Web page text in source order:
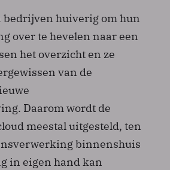
bedrijven huiverig om hun
over te hevelen naar een
het overzicht en ze
van de
Daarom wordt de
meestal uitgesteld, ten
binnenshuis
in eigen hand kan